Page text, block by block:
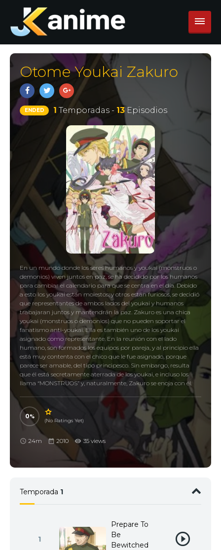
Otome Youkai Zakuro
ENDED 1 Temporadas - 13Episodios
En un mundo donde los seres humanos y youkai (monstruos o
demonios) viven juntos en paz, se ha decidido por los humanos
para cambiar el calendario para que se centra en el día. Debido
a esto los youkai están molestos, y otros están furiosos, se decidió
que representantes de ambos lados del youkai y humanos
trabajaran juntos y mantendrán la paz. Zakuro es una chica
youkai (monstruos o demonios) que no pueden soportar el
fanatismo anti-youkai. Ella es también uno de los youkai
asignado como representante. En la reunión con el lado
humano, son formados los equipos por pareja, y al principio ella
está muy contenta con el chico que le fue asignado, porque
parece ser amable, del tipo principesco. Sin embargo, resulta
que él está secretamente aterrada de los youkai, e incluso los
llama “MONSTRUOS” y, naturalmente, Zakuro se enoja con él.
0
(No Ratings Yet)
24m 2010 35 views
Temporada 1
1
Prepare To
Be
Bewitched